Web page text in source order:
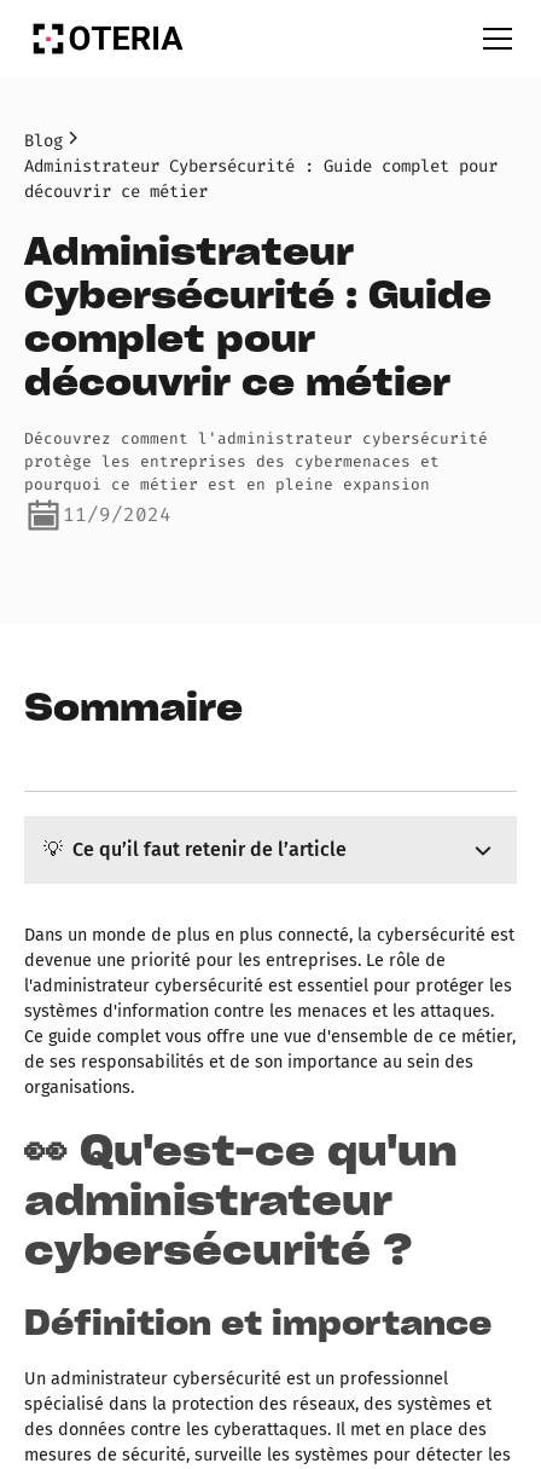
Blog
Administrateur Cybersécurité : Guide complet pour
découvrir ce métier
Administrateur
Cybersécurité : Guide
complet pour
découvrir ce métier
Découvrez comment l'administrateur cybersécurité
protège les entreprises des cybermenaces et
pourquoi ce métier est en pleine expansion
11/9/2024
Sommaire
💡 Ce qu’il faut retenir de l’article
protection des systèmes informatiques contre les
cyberattaques. Ses missions incluent la gestion des
pare-feu, la surveillance des systèmes, la réponse aux
incidents et la formation du personnel sur les bonnes
pratiques de sécurité. Il doit posséder des compétences
techniques solides en réseaux et sécurité, ainsi que des
qualités personnelles telles que la rigueur et la capacité
à résoudre des problèmes rapidement. Ce métier offre
croissante, notamment dans des secteurs sensibles
comme la finance, la santé et les télécommunications
Dans un monde de plus en plus connecté, la cybersécurité est
devenue une priorité pour les entreprises. Le rôle de
l'administrateur cybersécurité est essentiel pour protéger les
systèmes d'information contre les menaces et les attaques.
Ce guide complet vous offre une vue d'ensemble de ce métier,
de ses responsabilités et de son importance au sein des
organisations.
👀 Qu'est-ce qu'un
administrateur
cybersécurité ?
Définition et importance
Un administrateur cybersécurité est un professionnel
spécialisé dans la protection des réseaux, des systèmes et
des données contre les cyberattaques. Il met en place des
mesures de sécurité, surveille les systèmes pour détecter les